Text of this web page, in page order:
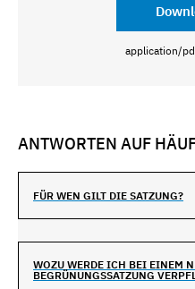
application/
ANTWORTEN AUF
FÜR WEN GILT DIE SATZUNG?
WOZU WERDE ICH BEI EINEM
BEGRÜNUNGSSATZUNG